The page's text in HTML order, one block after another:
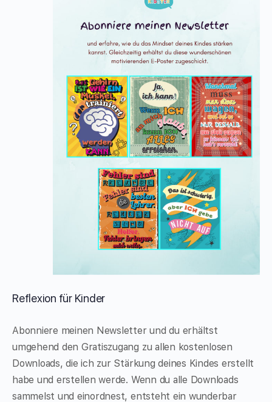
Reflexion für Kinder
Abonniere meinen Newsletter und du erhältst
umgehend den Gratiszugang zu allen kostenlosen
Downloads, die ich zur Stärkung deines Kindes erstellt
habe und erstellen werde. Wenn du alle Downloads
sammelst und einordnest, entsteht ein wunderbar